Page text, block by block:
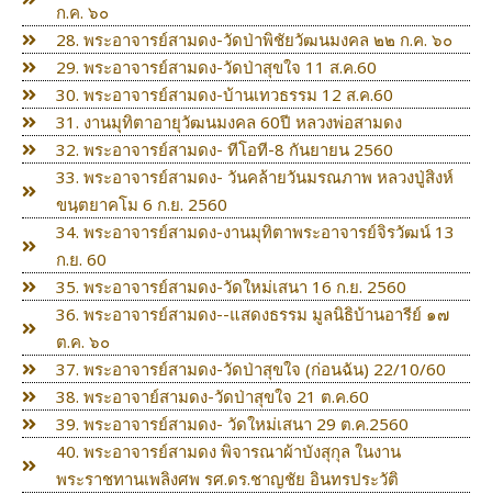
ก.ค. ๖๐
28. พระอาจารย์สามดง-วัดป่าพิชัยวัฒนมงคล ๒๒ ก.ค. ๖๐
29. พระอาจารย์สามดง-วัดป่าสุขใจ 11 ส.ค.60
30. พระอาจารย์สามดง-บ้านเทวธรรม 12 ส.ค.60
31. งานมุทิตาอายุวัฒนมงคล 60ปี หลวงพ่อสามดง
32. พระอาจารย์สามดง- ทีโอที-8 กันยายน 2560
33. พระอาจารย์สามดง- วันคล้ายวันมรณภาพ หลวงปู่สิงห์
ขนฺตยาคโม 6 ก.ย. 2560
34. พระอาจารย์สามดง-งานมุทิตาพระอาจารย์จิรวัฒน์ 13
ก.ย. 60
35. พระอาจารย์สามดง-วัดใหม่เสนา 16 ก.ย. 2560
36. พระอาจารย์สามดง--แสดงธรรม มูลนิธิบ้านอารีย์ ๑๗
ต.ค. ๖๐
37. พระอาจารย์สามดง-วัดป่าสุขใจ (ก่อนฉัน) 22/10/60
38. พระอาจาย์สามดง-วัดป่าสุขใจ 21 ต.ค.60
39. พระอาจารย์สามดง- วัดใหม่เสนา 29 ต.ค.2560
40. พระอาจารย์สามดง พิจารณาผ้าบังสุกุล ในงาน
พระราชทานเพลิงศพ รศ.ดร.ชาญชัย อินทรประวัติ